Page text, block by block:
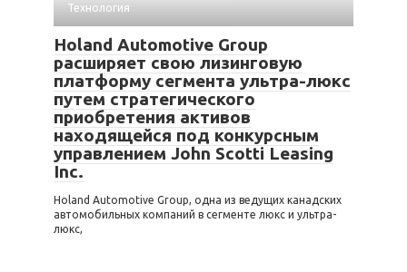
Технология
Holand Automotive Group
расширяет свою лизинговую
платформу сегмента ультра-люкс
путем стратегического
приобретения активов
находящейся под конкурсным
управлением John Scotti Leasing
Inc.
Holand Automotive Group, одна из ведущих канадских
автомобильных компаний в сегменте люкс и ультра-
люкс,